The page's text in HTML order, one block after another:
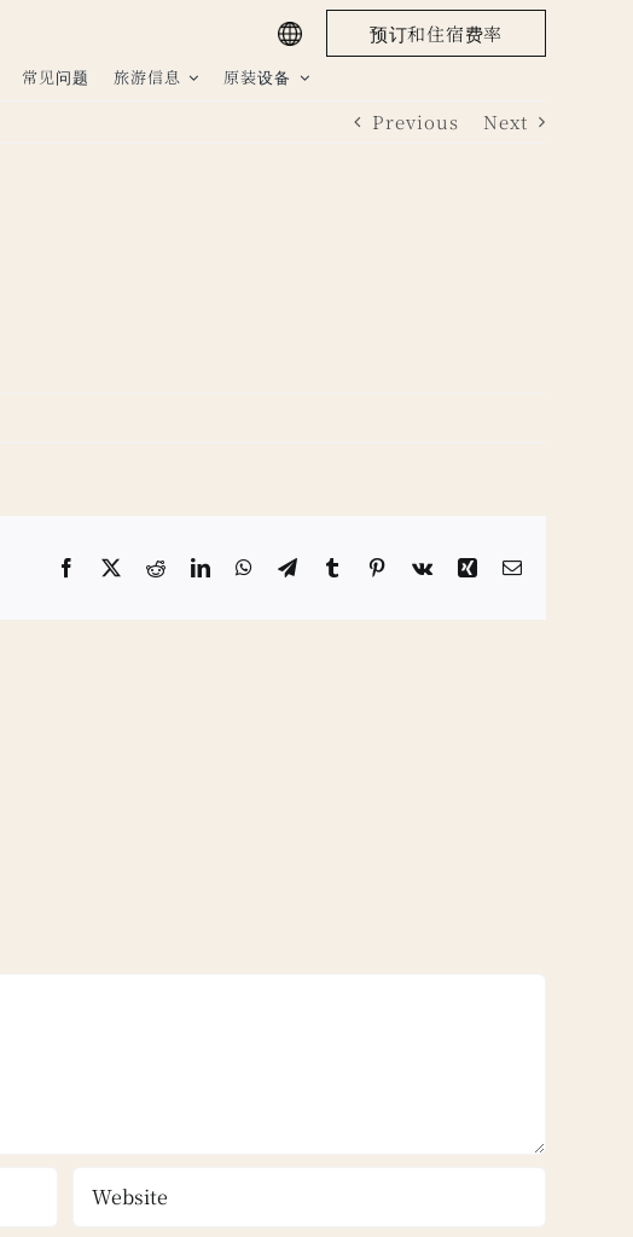
预订和住宿费率
常见问题 旅游信息 原装设备
Previous Next
Facebook Reddit LinkedInWhatsAppTelegram
TumblrPinterest
Vk Xing